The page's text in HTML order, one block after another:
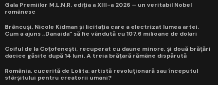
Gala Premiilor M.L.N.R. ediția a XIII-a 2026 – un veritabil Nobel
românesc
Brâncuși, Nicole Kidman și licitația care a electrizat lumea artei.
Cum a ajuns „Danaida” să fie vândută cu 107,6 milioane de dolari
Coiful de la Coțofenești, recuperat cu daune minore, și două brățări
dacice găsite după 14 luni. A treia brățară rămâne dispărută
România, cucerită de Lolita: artistă revoluționară sau începutul
sfârșitului pentru creatorii umani?